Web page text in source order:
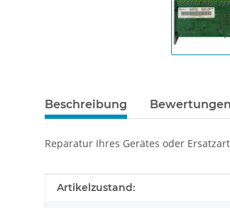
Beschreibung Bewertungen
Reparatur Ihres Gerätes oder
Produkteigenschaft
Wert
Artikelzustand: